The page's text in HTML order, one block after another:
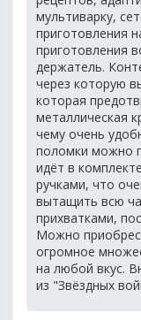
мультиварку,
приготовления
приготовления
держатель.
через которую
которая
металлическая
чему очень
поломки можно
идёт в
ручками, что
вытащить всю
прихватками,
Можно
огромное
на любой вкус.
из "Звёздных